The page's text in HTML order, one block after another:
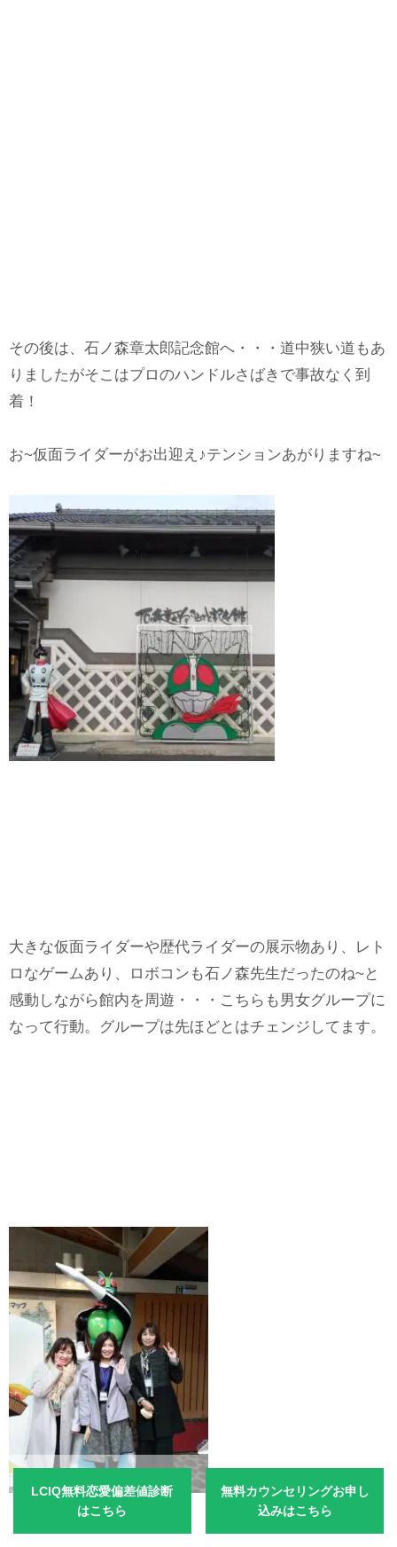
その後は、石ノ森章太郎記念館へ・・・道中狭い道もあ
りましたがそこはプロのハンドルさばきで事故なく到
着！
お~仮面ライダーがお出迎え♪テンションあがりますね~
大きな仮面ライダーや歴代ライダーの展示物あり、レト
ロなゲームあり、ロボコンも石ノ森先生だったのね~と
感動しながら館内を周遊・・・こちらも男女グループに
なって行動。グループは先ほどとはチェンジしてます。
LCIQ無料恋愛偏差値診断
はこちら
無料カウンセリングお申し
込みはこちら